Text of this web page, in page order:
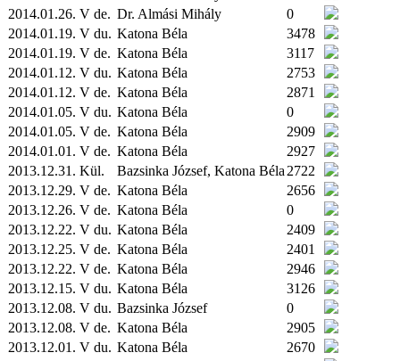
2014.01.26. V de. Dr. Almási Mihály
0
2014.01.19. V du. Katona Béla
3478
2014.01.19. V de. Katona Béla
3117
2014.01.12. V du. Katona Béla
2753
2014.01.12. V de. Katona Béla
2871
2014.01.05. V du. Katona Béla
0
2014.01.05. V de. Katona Béla
2909
2014.01.01. V de. Katona Béla
2927
2013.12.31. Kül. Bazsinka József, Katona Béla 2722
2013.12.29. V de. Katona Béla
2656
2013.12.26. V de. Katona Béla
0
2013.12.22. V du. Katona Béla
2409
2013.12.25. V de. Katona Béla
2401
2013.12.22. V de. Katona Béla
2946
2013.12.15. V du. Katona Béla
3126
2013.12.08. V du. Bazsinka József
0
2013.12.08. V de. Katona Béla
2905
2013.12.01. V du. Katona Béla
2670